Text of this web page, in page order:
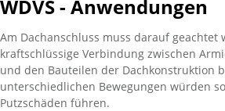
WDVS - Anwendungen
Am Dachanschluss muss darauf geachtet
kraftschlüssige Verbindung zwischen
und den Bauteilen der Dachkonstruktion
unterschiedlichen Bewegungen würden
Putzschäden führen.